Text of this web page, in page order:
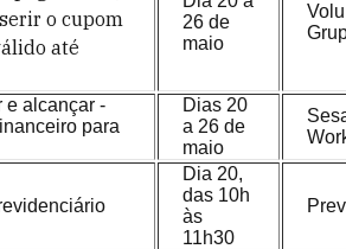
o cupom
até
26 de
maio
e alcançar -
para
Dias 20
a 26 de
maio
Dia 20,
das 10h
às
11h30